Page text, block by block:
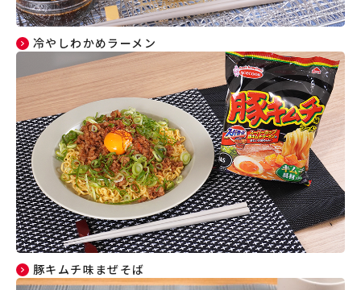
冷やしわかめラーメン
豚キムチ味まぜそば